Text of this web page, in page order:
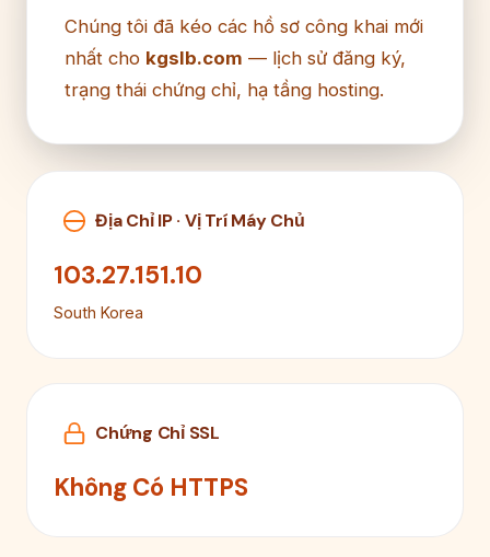
Chúng tôi đã kéo các hồ sơ công khai mới
nhất cho kgslb.com — lịch sử đăng ký,
trạng thái chứng chỉ, hạ tầng hosting.
Địa Chỉ IP · Vị Trí Máy Chủ
103.27.151.10
South Korea
Chứng Chỉ SSL
Không Có HTTPS